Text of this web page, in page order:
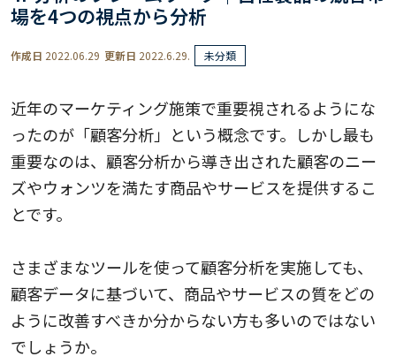
場を4つの視点から分析
作成日 2022.06.29 更新日 2022.6.29. 未分類
近年のマーケティング施策で重要視されるようにな
ったのが「顧客分析」という概念です。しかし最も
重要なのは、顧客分析から導き出された顧客のニー
ズやウォンツを満たす商品やサービスを提供するこ
とです。
さまざまなツールを使って顧客分析を実施しても、
顧客データに基づいて、商品やサービスの質をどの
ように改善すべきか分からない方も多いのではない
でしょうか。